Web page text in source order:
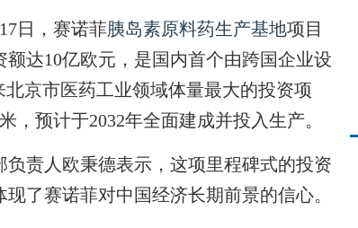
日，赛诺菲胰岛素原料药生产基地项目
额达10亿欧元，是国内首个由跨国企业设
北京市医药工业领域体量最大的投资项
，预计于2032年全面建成并投入生产。
责人欧秉德表示，这项里程碑式的投资
了赛诺菲对中国经济长期前景的信心。